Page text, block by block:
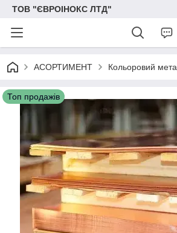
ТОВ "ЄВРОІНОКС ЛТД"
АСОРТИМЕНТ Кольоровий
Топ продажів